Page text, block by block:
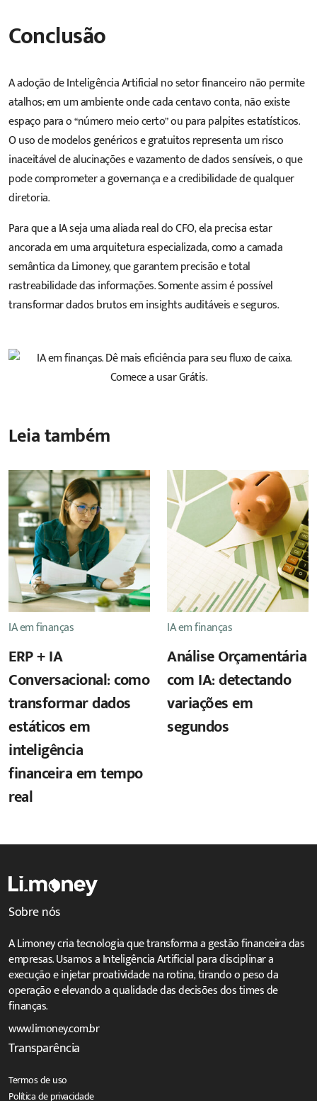
Conclusão
A adoção de Inteligência Artificial no setor financeiro não permite
atalhos; em um ambiente onde cada centavo conta, não existe
espaço para o “número meio certo” ou para palpites estatísticos.
O uso de modelos genéricos e gratuitos representa um risco
inaceitável de alucinações e vazamento de dados sensíveis, o que
pode comprometer a governança e a credibilidade de qualquer
diretoria.
Para que a IA seja uma aliada real do CFO, ela precisa estar
ancorada em uma arquitetura especializada, como a camada
semântica da Limoney, que garantem precisão e total
rastreabilidade das informações. Somente assim é possível
transformar dados brutos em insights auditáveis e seguros.
Leia também
IA em finanças
ERP + IA
Conversacional: como
transformar dados
estáticos em
inteligência
financeira em tempo
real
IA em finanças
Análise Orçamentária
com IA: detectando
variações em
segundos
Sobre nós
A Limoney cria tecnologia que transforma a gestão financeira das
empresas. Usamos a Inteligência Artificial para disciplinar a
execução e injetar proatividade na rotina, tirando o peso da
operação e elevando a qualidade das decisões dos times de
finanças.
www.limoney.com.br
Transparência
Termos de uso
Política de privacidade